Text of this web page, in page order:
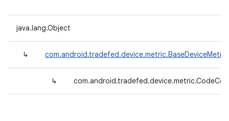
java.lang.Object
↳
↳